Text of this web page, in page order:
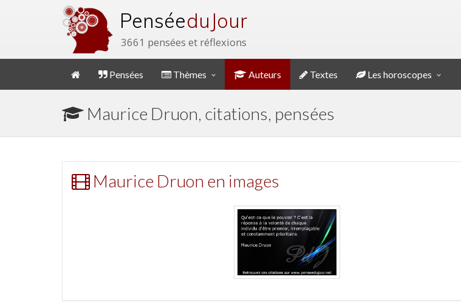
Penséedu Jour
3661 pensées et réflexions
Pensées Thèmes Auteurs Textes Les horoscopes
Maurice Druon, citations, pensées
Maurice Druon en images